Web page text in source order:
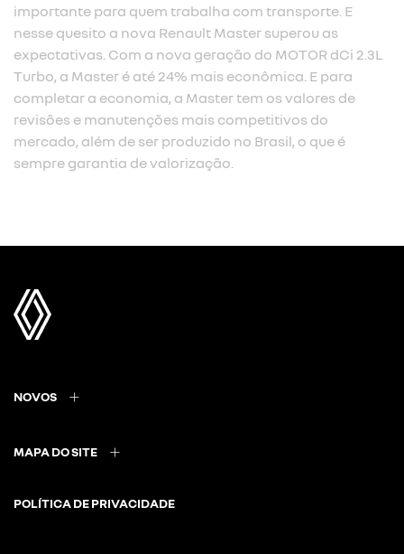
importante para quem trabalha com transporte. E
nesse quesito a nova Renault Master superou as
expectativas. Com a nova geração do MOTOR dCi 2.3L
Turbo, a Master é até 24% mais econômica. E para
completar a economia, a Master tem os valores de
revisões e manutenções mais competitivos do
mercado, além de ser produzido no Brasil, o que é
sempre garantia de valorização.
NOVOS
MAPA DO SITE
POLÍTICA DE PRIVACIDADE